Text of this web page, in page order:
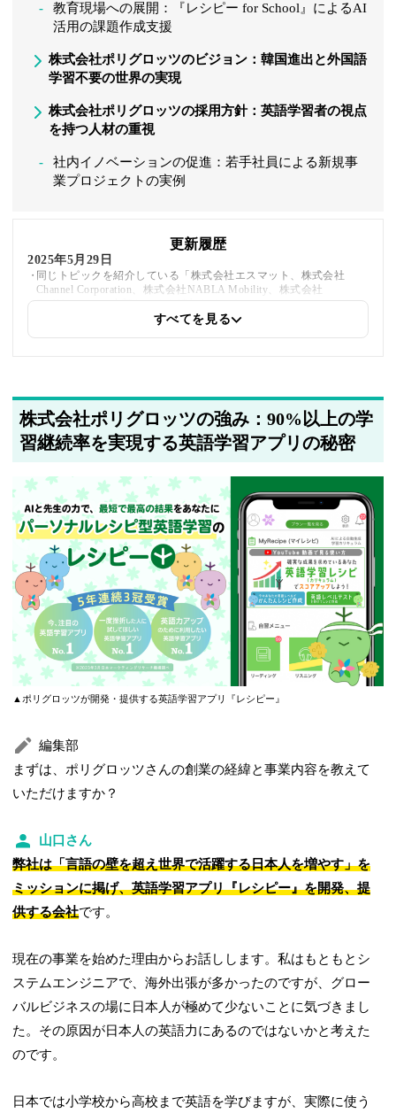
教育現場への展開：『レシピー for School』によるAI
活用の課題作成支援
株式会社ポリグロッツのビジョン：韓国進出と外国語
学習不要の世界の実現
株式会社ポリグロッツの採用方針：英語学習者の視点
を持つ人材の重視
社内イノベーションの促進：若手社員による新規事
業プロジェクトの実例
更新履歴
2025年5月29日
同じトピックを紹介している「株式会社エスマット、株式会社
Channel Corporation、株式会社NABLA Mobility、株式会社
Spelldata」への内部リンクを追加しました
すべてを見る
株式会社ポリグロッツの強み：90%以上の学
習継続率を実現する英語学習アプリの秘密
▲ポリグロッツが開発・提供する英語学習アプリ『レシピー』
編集部
まずは、ポリグロッツさんの創業の経緯と事業内容を教えて
いただけますか？
山口さん
弊社は「言語の壁を超え世界で活躍する日本人を増やす」を
ミッションに掲げ、英語学習アプリ『レシピー』を開発、提
供する会社です。
現在の事業を始めた理由からお話しします。私はもともとシ
ステムエンジニアで、海外出張が多かったのですが、グロー
バルビジネスの場に日本人が極めて少ないことに気づきまし
た。その原因が日本人の英語力にあるのではないかと考えた
のです。
日本では小学校から高校まで英語を学びますが、実際に使う